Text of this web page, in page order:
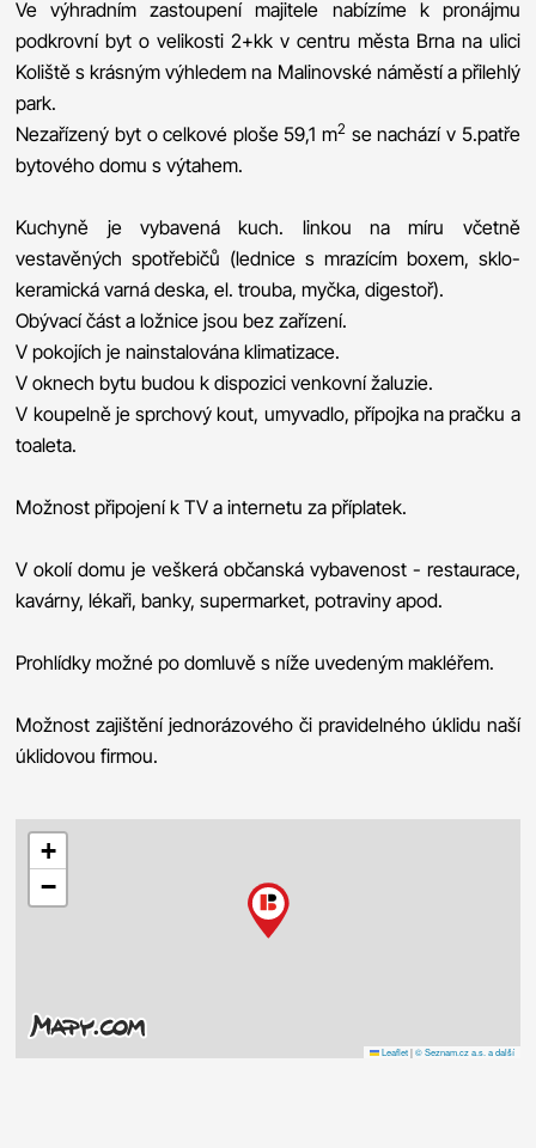
Ve výhradním zastoupení majitele nabízíme k pronájmu
podkrovní byt o velikosti 2+kk v centru města Brna na ulici
Koliště s krásným výhledem na Malinovské náměstí a přilehlý
park.
Nezařízený byt o celkové ploše 59,1 m2 se nachází v 5.patře
bytového domu s výtahem.
Kuchyně je vybavená kuch. linkou na míru včetně
vestavěných spotřebičů (lednice s mrazícím boxem, sklo-
keramická varná deska, el. trouba, myčka, digestoř).
Obývací část a ložnice jsou bez zařízení.
V pokojích je nainstalována klimatizace.
V oknech bytu budou k dispozici venkovní žaluzie.
V koupelně je sprchový kout, umyvadlo, přípojka na pračku a
toaleta.
Možnost připojení k TV a internetu za příplatek.
V okolí domu je veškerá občanská vybavenost - restaurace,
kavárny, lékaři, banky, supermarket, potraviny apod.
Prohlídky možné po domluvě s níže uvedeným makléřem.
Možnost zajištění jednorázového či pravidelného úklidu naší
úklidovou firmou.
+
−
Leaflet | © Seznam.cz a.s. a další